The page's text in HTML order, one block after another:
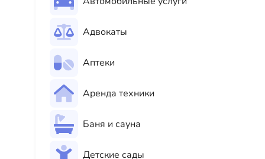
Адвокаты
Аптеки
Аренда техники
Баня и сауна
Детские сады